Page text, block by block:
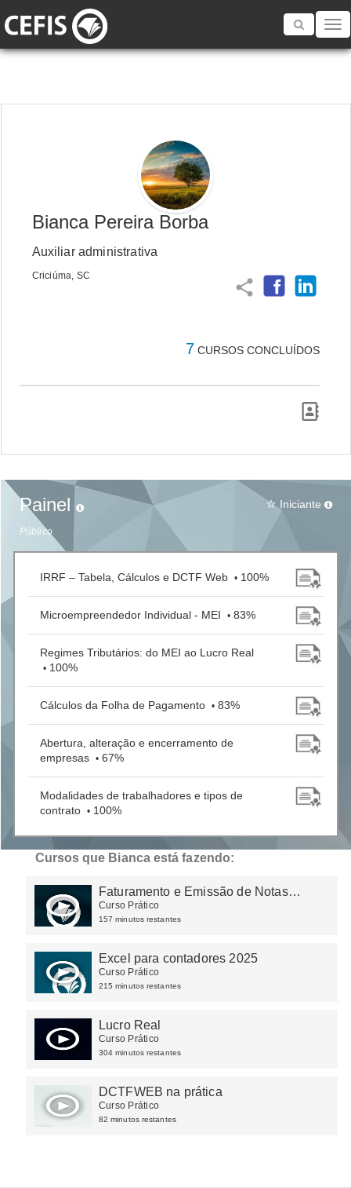
Toggle
Bianca Pereira Borba
Auxiliar administrativa
Criciúma, SC
share
7 CURSOS CONCLUÍDOS
Painel
Público
star_border Iniciante
IRRF – Tabela, Cálculos e DCTF Web • 100%
Microempreendedor Individual - MEI • 83%
Regimes Tributários: do MEI ao Lucro Real
• 100%
Cálculos da Folha de Pagamento • 83%
Abertura, alteração e encerramento de
empresas • 67%
Modalidades de trabalhadores e tipos de
contrato • 100%
Cursos que Bianca está fazendo:
Faturamento e Emissão de Notas
Fiscais
Curso Prático
157 minutos restantes
Excel para contadores 2025
Curso Prático
215 minutos restantes
Lucro Real
Curso Prático
304 minutos restantes
DCTFWEB na prática
Curso Prático
82 minutos restantes